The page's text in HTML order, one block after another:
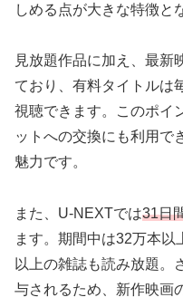
しめる点が大きな特徴と
見放題作品に加え、最新
ており、有料タイトルは
視聴できます。このポイ
ットへの交換にも利用で
魅力です。
また、U-NEXTでは31日
ます。期間中は32万本
以上の雑誌も読み放題。
与されるため、新作映画